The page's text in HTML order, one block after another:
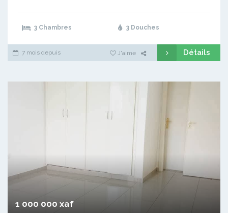
3 Chambres 3 Douches
7 mois depuis J'aime Détails
1 000 000 xaf